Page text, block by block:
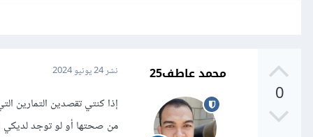
0
محمد عاطف25 نشر24 يونيو 2024
إذا كنتي تقصدين التمارين
من صحتها أو لو توجد لديكي